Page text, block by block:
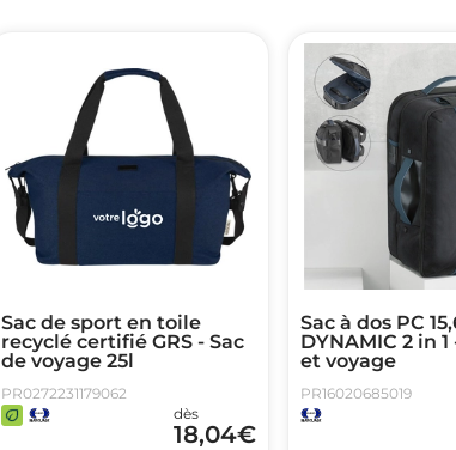
Sac de sport en toile
recyclé certifié GRS - Sac
de voyage 25l
PR0272231179062
dès
18,04€
Sac à dos PC
DYNAMIC 2 in 1
et voyage
PR16020685019